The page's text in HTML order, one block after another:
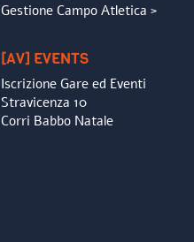
Gestione Campo Atletica >
[AV] EVENTS
Iscrizione Gare ed Eventi
Stravicenza 10
Corri Babbo Natale